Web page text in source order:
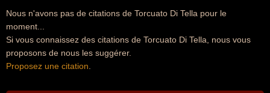
Nous n'avons pas de citations de Torcuato Di Tella pour le
moment...
Si vous connaissez des citations de Torcuato Di Tella, nous vous
proposons de nous les suggérer.
Proposez une citation